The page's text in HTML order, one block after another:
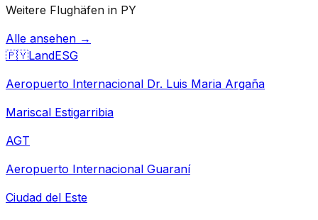
Weitere Flughäfen in PY
Alle ansehen →
🇵🇾LandESG
Aeropuerto Internacional Dr. Luis Maria Argaña
Mariscal Estigarribia
AGT
Aeropuerto Internacional Guaraní
Ciudad del Este